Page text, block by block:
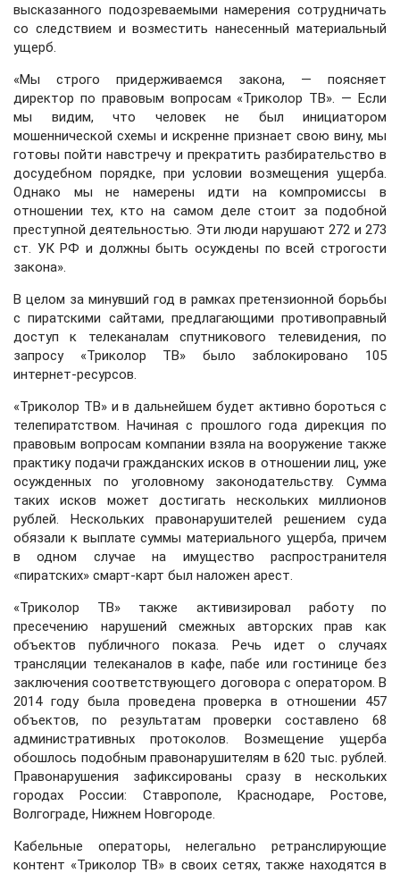
высказанного подозреваемыми намерения сотрудничать
со следствием и возместить нанесенный материальный
ущерб.
«Мы строго придерживаемся закона, — поясняет
директор по правовым вопросам «Триколор ТВ». — Если
мы видим, что человек не был инициатором
мошеннической схемы и искренне признает свою вину, мы
готовы пойти навстречу и прекратить разбирательство в
досудебном порядке, при условии возмещения ущерба.
Однако мы не намерены идти на компромиссы в
отношении тех, кто на самом деле стоит за подобной
преступной деятельностью. Эти люди нарушают 272 и 273
ст. УК РФ и должны быть осуждены по всей строгости
закона».
В целом за минувший год в рамках претензионной борьбы
с пиратскими сайтами, предлагающими противоправный
доступ к телеканалам спутникового телевидения, по
запросу «Триколор ТВ» было заблокировано 105
интернет-ресурсов.
«Триколор ТВ» и в дальнейшем будет активно бороться с
телепиратством. Начиная с прошлого года дирекция по
правовым вопросам компании взяла на вооружение также
практику подачи гражданских исков в отношении лиц, уже
осужденных по уголовному законодательству. Сумма
таких исков может достигать нескольких миллионов
рублей. Нескольких правонарушителей решением суда
обязали к выплате суммы материального ущерба, причем
в одном случае на имущество распространителя
«пиратских» смарт-карт был наложен арест.
«Триколор ТВ» также активизировал работу по
пресечению нарушений смежных авторских прав как
объектов публичного показа. Речь идет о случаях
трансляции телеканалов в кафе, пабе или гостинице без
заключения соответствующего договора с оператором. В
2014 году была проведена проверка в отношении 457
объектов, по результатам проверки составлено 68
административных протоколов. Возмещение ущерба
обошлось подобным правонарушителям в 620 тыс. рублей.
Правонарушения зафиксированы сразу в нескольких
городах России: Ставрополе, Краснодаре, Ростове,
Волгограде, Нижнем Новгороде.
Кабельные операторы, нелегально ретранслирующие
контент «Триколор ТВ» в своих сетях, также находятся в